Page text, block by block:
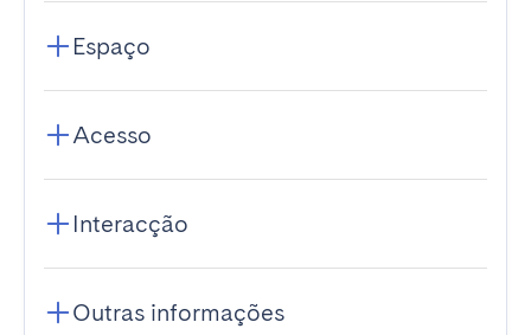
Espaço
Acesso
Interacção
Outras informações